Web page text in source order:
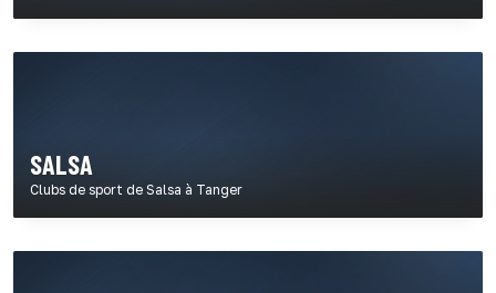
SALSA
Clubs de sport de Salsa à Tanger